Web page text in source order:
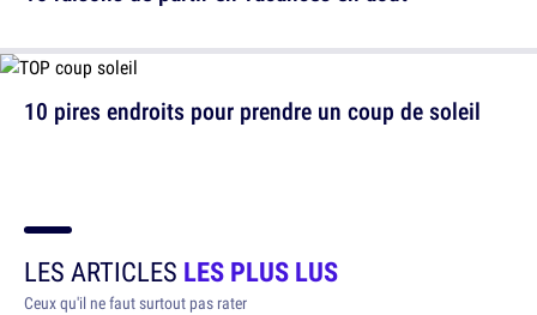
10 pires endroits pour prendre un coup de soleil
LES ARTICLES LES PLUS LUS
Ceux qu'il ne faut surtout pas rater